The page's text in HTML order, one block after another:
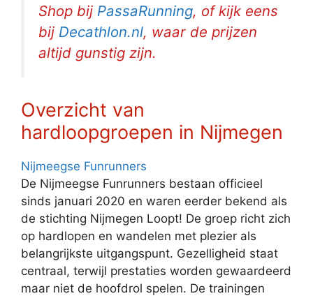
Shop bij PassaRunning, of kijk eens
bij Decathlon.nl, waar de prijzen
altijd gunstig zijn.
Overzicht van
hardloopgroepen in Nijmegen
Nijmeegse Funrunners
De Nijmeegse Funrunners bestaan officieel
sinds januari 2020 en waren eerder bekend als
de stichting Nijmegen Loopt! De groep richt zich
op hardlopen en wandelen met plezier als
belangrijkste uitgangspunt. Gezelligheid staat
centraal, terwijl prestaties worden gewaardeerd
maar niet de hoofdrol spelen. De trainingen